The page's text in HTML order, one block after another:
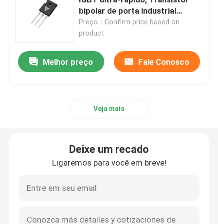
MOSFET de Super Junção
SBD de carburo de silício
IGBT de alta potência
bipolar de porta industrial
isolada
Preço：Confirm price based on
product
Melhor preço Fale Conosco
Veja mais
Deixe um recado
Ligaremos para você em breve!